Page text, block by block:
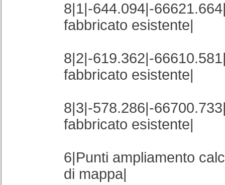
8|1|-644.094|-
fabbricato esistente|
8|2|-619.362|-
fabbricato esistente|
8|3|-578.286|-
fabbricato esistente|
6|Punti ampliamento
di mappa|